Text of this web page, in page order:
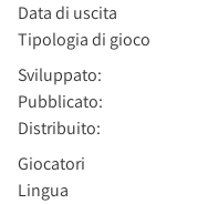
Data di uscita
Tipologia di gioco
Sviluppato:
Pubblicato:
Distribuito:
Giocatori
Lingua